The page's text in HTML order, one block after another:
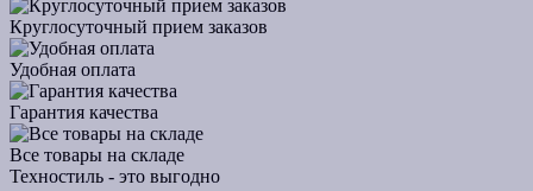
Круглосуточный прием заказов
Удобная оплата
Гарантия качества
Все товары на складе
Техностиль - это выгодно